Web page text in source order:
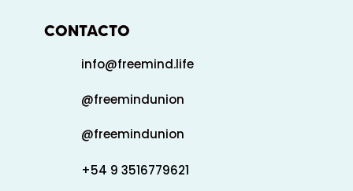
CONTACTO
info@freemind.life
@freemindunion
@freemindunion
+54 9 3516779621